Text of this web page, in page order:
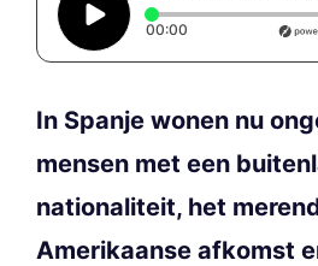
00:00 Elapsed time: 0
In Spanje wonen nu
mensen met een
nationaliteit, het
Amerikaanse afkomst